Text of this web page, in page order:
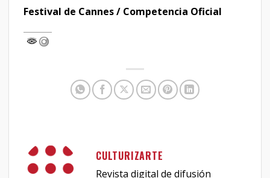
Festival de Cannes / Competencia Oficial
CULTURIZARTE
Revista digital de difusión